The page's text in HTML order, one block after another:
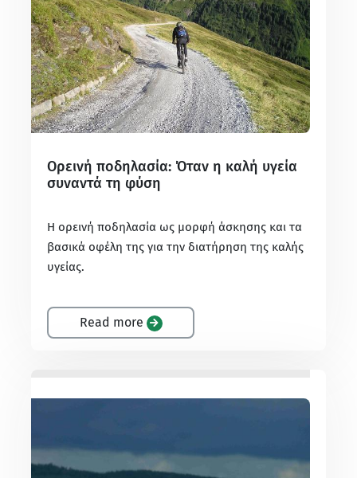
Ορεινή ποδηλασία: Όταν η καλή υγεία
συναντά τη φύση
Η ορεινή ποδηλασία ως μορφή άσκησης και τα
βασικά οφέλη της για την διατήρηση της καλής
υγείας.
Read more